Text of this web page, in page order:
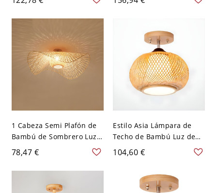
Domo para Comedor -
Amarillo 110 A 120 V 30,48
para Sala - Beige 110 A
1 Cabeza Semi Plafón de
Bambú de Sombrero Luz
de Techo Asiática de Color
de Lino - Lino 110 A 120 V
48,26 cm
78,47 €
Estilo Asia Lámpara de
Techo de Bambú Luz de
Techo en Beige para Sala
de Té - Madera 110 A 120
104,60 €